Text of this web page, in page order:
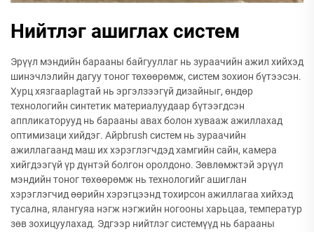
Нийтлэг ашиглах систем
Эрүүл мэндийн барааны байгууллаг нь зураачийн ажил хийхэд
шинэчлэлийн дагуу тоног төхөөрөмж, систем зохион бүтээсэн.
Хурц хязгаарlagтай нь эргэлзээгүй дизайныг, өндөр
технологийн синтетик материалуудаар бүтээгдсэн
аппликаторууд нь барааны авах болон хувааж ажиллахад
оптимизаци хийдэг. Айрbrush систем нь зураачийн
ажиллагаанд маш их хэрэглэгчдэд хамгийн сайн, камера
хийгдээгүй үр дүнтэй болгон оролдоно. Зөвлөмжтэй эрүүл
мэндийн тоног төхөөрөмж нь технологийг ашиглан
хэрэглэгчид өөрийн хэрэгцээнд тохирсон ажиллагаа хийхэд
тусална, ялангуяа нэгж нэгжийн ногооны харьцаа, температур
зөв зохицуулахад. Эдгээр нийтлэг системүүд нь барааны